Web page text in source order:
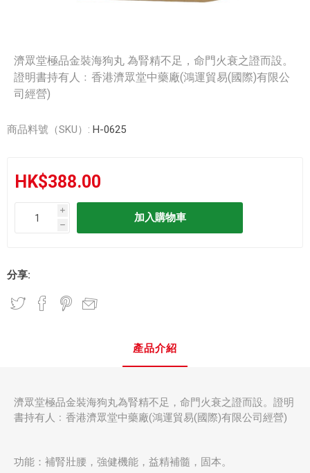
濟眾堂極品金裝海狗丸 為腎精不足，命門火衰之證而設。
證明書持有人﹕香港濟眾堂中藥廠(鴻運貿易(國際)有限公
司經營)
商品料號（SKU）: H-0625
HK$388.00
i
h
分享:
產品介紹
濟眾堂極品金裝海狗丸為腎精不足，命門火衰之證而設。證明
書持有人﹕香港濟眾堂中藥廠(鴻運貿易(國際)有限公司經營)
功能：補腎壯腰，強健機能，益精補髓，固本。